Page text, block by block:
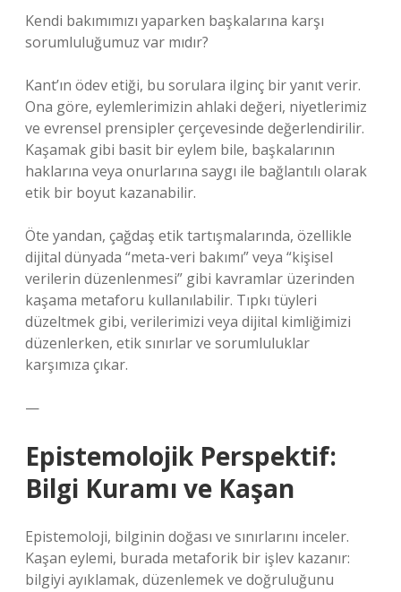
Kendi bakımımızı yaparken başkalarına karşı
sorumluluğumuz var mıdır?
Kant’ın ödev etiği, bu sorulara ilginç bir yanıt verir.
Ona göre, eylemlerimizin ahlaki değeri, niyetlerimiz
ve evrensel prensipler çerçevesinde değerlendirilir.
Kaşamak gibi basit bir eylem bile, başkalarının
haklarına veya onurlarına saygı ile bağlantılı olarak
etik bir boyut kazanabilir.
Öte yandan, çağdaş etik tartışmalarında, özellikle
dijital dünyada “meta-veri bakımı” veya “kişisel
verilerin düzenlenmesi” gibi kavramlar üzerinden
kaşama metaforu kullanılabilir. Tıpkı tüyleri
düzeltmek gibi, verilerimizi veya dijital kimliğimizi
düzenlerken, etik sınırlar ve sorumluluklar
karşımıza çıkar.
—
Epistemolojik Perspektif:
Bilgi Kuramı ve Kaşan
Epistemoloji, bilginin doğası ve sınırlarını inceler.
Kaşan eylemi, burada metaforik bir işlev kazanır:
bilgiyi ayıklamak, düzenlemek ve doğruluğunu